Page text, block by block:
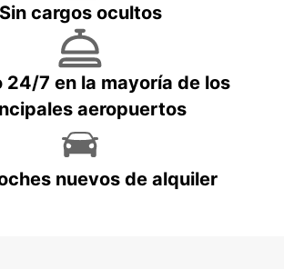
Sin cargos ocultos
24/7 en la mayoría de los
aeropuertos
nuevos de alquiler